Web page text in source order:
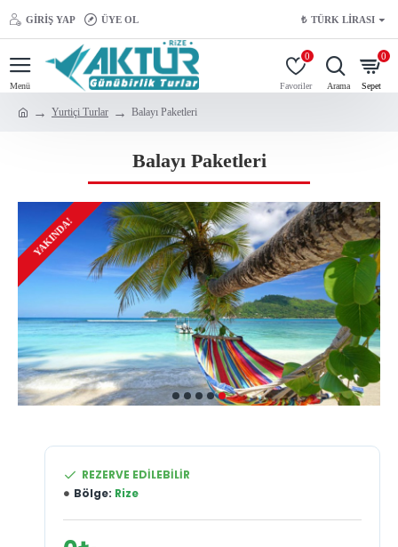
GIRIŞ YAP ÜYE OL ₺ TÜRK LIRASI
0 0
Yurtiçi Turlar Balayı Paketleri
Balayı Paketleri
KONAKLAMALI
YAKINDA!
REZERVE EDILEBILIR
Bölge: Rize